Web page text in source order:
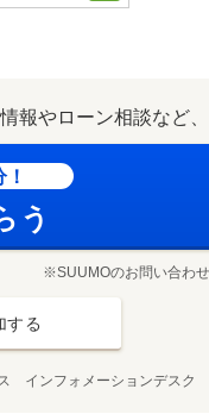
報やローン相談など、
う
※SUUMOのお問い合わ
する
インフォメーションデスク